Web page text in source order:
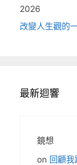
2026
改變人生觀的
最新迴響
鏡想
on 回顧